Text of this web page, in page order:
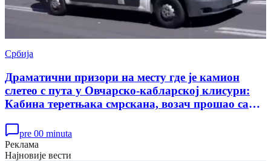
Србија
Драматични призори на месту где је камион
слетео с пута у Овчарско-кабларској клисури:
Кабина теретњака смрскана, возач прошао само
pre 00 minuta
Реклама
Најновије вести